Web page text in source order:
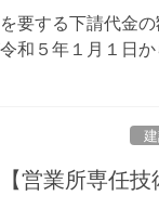
要する下請代金
和５年１月１日
営業所専任技